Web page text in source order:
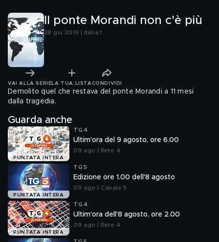
Il ponte Morandi non c'è più
28 giu 2019 | Italia 1
VAI ALLA SERIE LA TUA LISTA CONDIVIDI
Demolito quel che restava del ponte Morandi a 11 mesi
dalla tragedia.
Guarda anche
PUNTATA INTERA
TG4
Ultim'ora del 9 agosto, ore 6.00
09 ago | Rete 4
PUNTATA INTERA
TG5
Edizione ore 1.00 dell'8 agosto
09 ago | Canale 5
PUNTATA INTERA
TG4
Ultim'ora dell'8 agosto, ore 2.00
09 ago | Rete 4